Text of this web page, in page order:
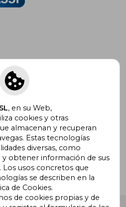
recibir ofertas y
, en su Web,
cookies y otras
almacenan y recuperan
Estas tecnologías
diversas, como
y obtener información de sus
usos concretos que
se describen en la
de Cookies.
de cookies propias y de